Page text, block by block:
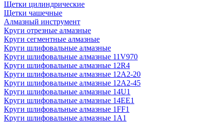
Щетки цилиндрические
Щетки чашечные
Алмазный инструмент
Круги отрезные алмазные
Круги сегментные алмазные
Круги шлифовальные алмазные
Круги шлифовальные алмазные 11V970
Круги шлифовальные алмазные 12R4
Круги шлифовальные алмазные 12А2-20
Круги шлифовальные алмазные 12А2-45
Круги шлифовальные алмазные 14U1
Круги шлифовальные алмазные 14ЕЕ1
Круги шлифовальные алмазные 1FF1
Круги шлифовальные алмазные 1А1